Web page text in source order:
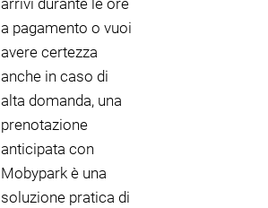
arrivi durante le ore
a pagamento o vuoi
avere certezza
anche in caso di
alta domanda, una
prenotazione
anticipata con
Mobypark è una
soluzione pratica di